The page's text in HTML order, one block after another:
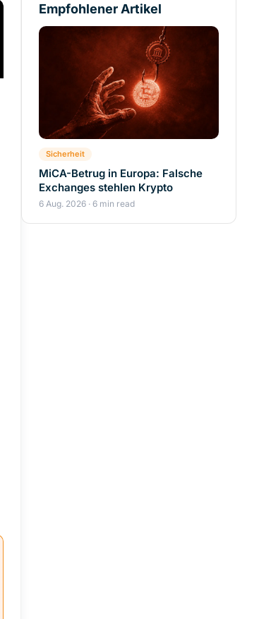
Empfohlener Artikel
Sicherheit
MiCA-Betrug in Europa: Falsche
Exchanges stehlen Krypto
6 Aug. 2026 · 6 min read